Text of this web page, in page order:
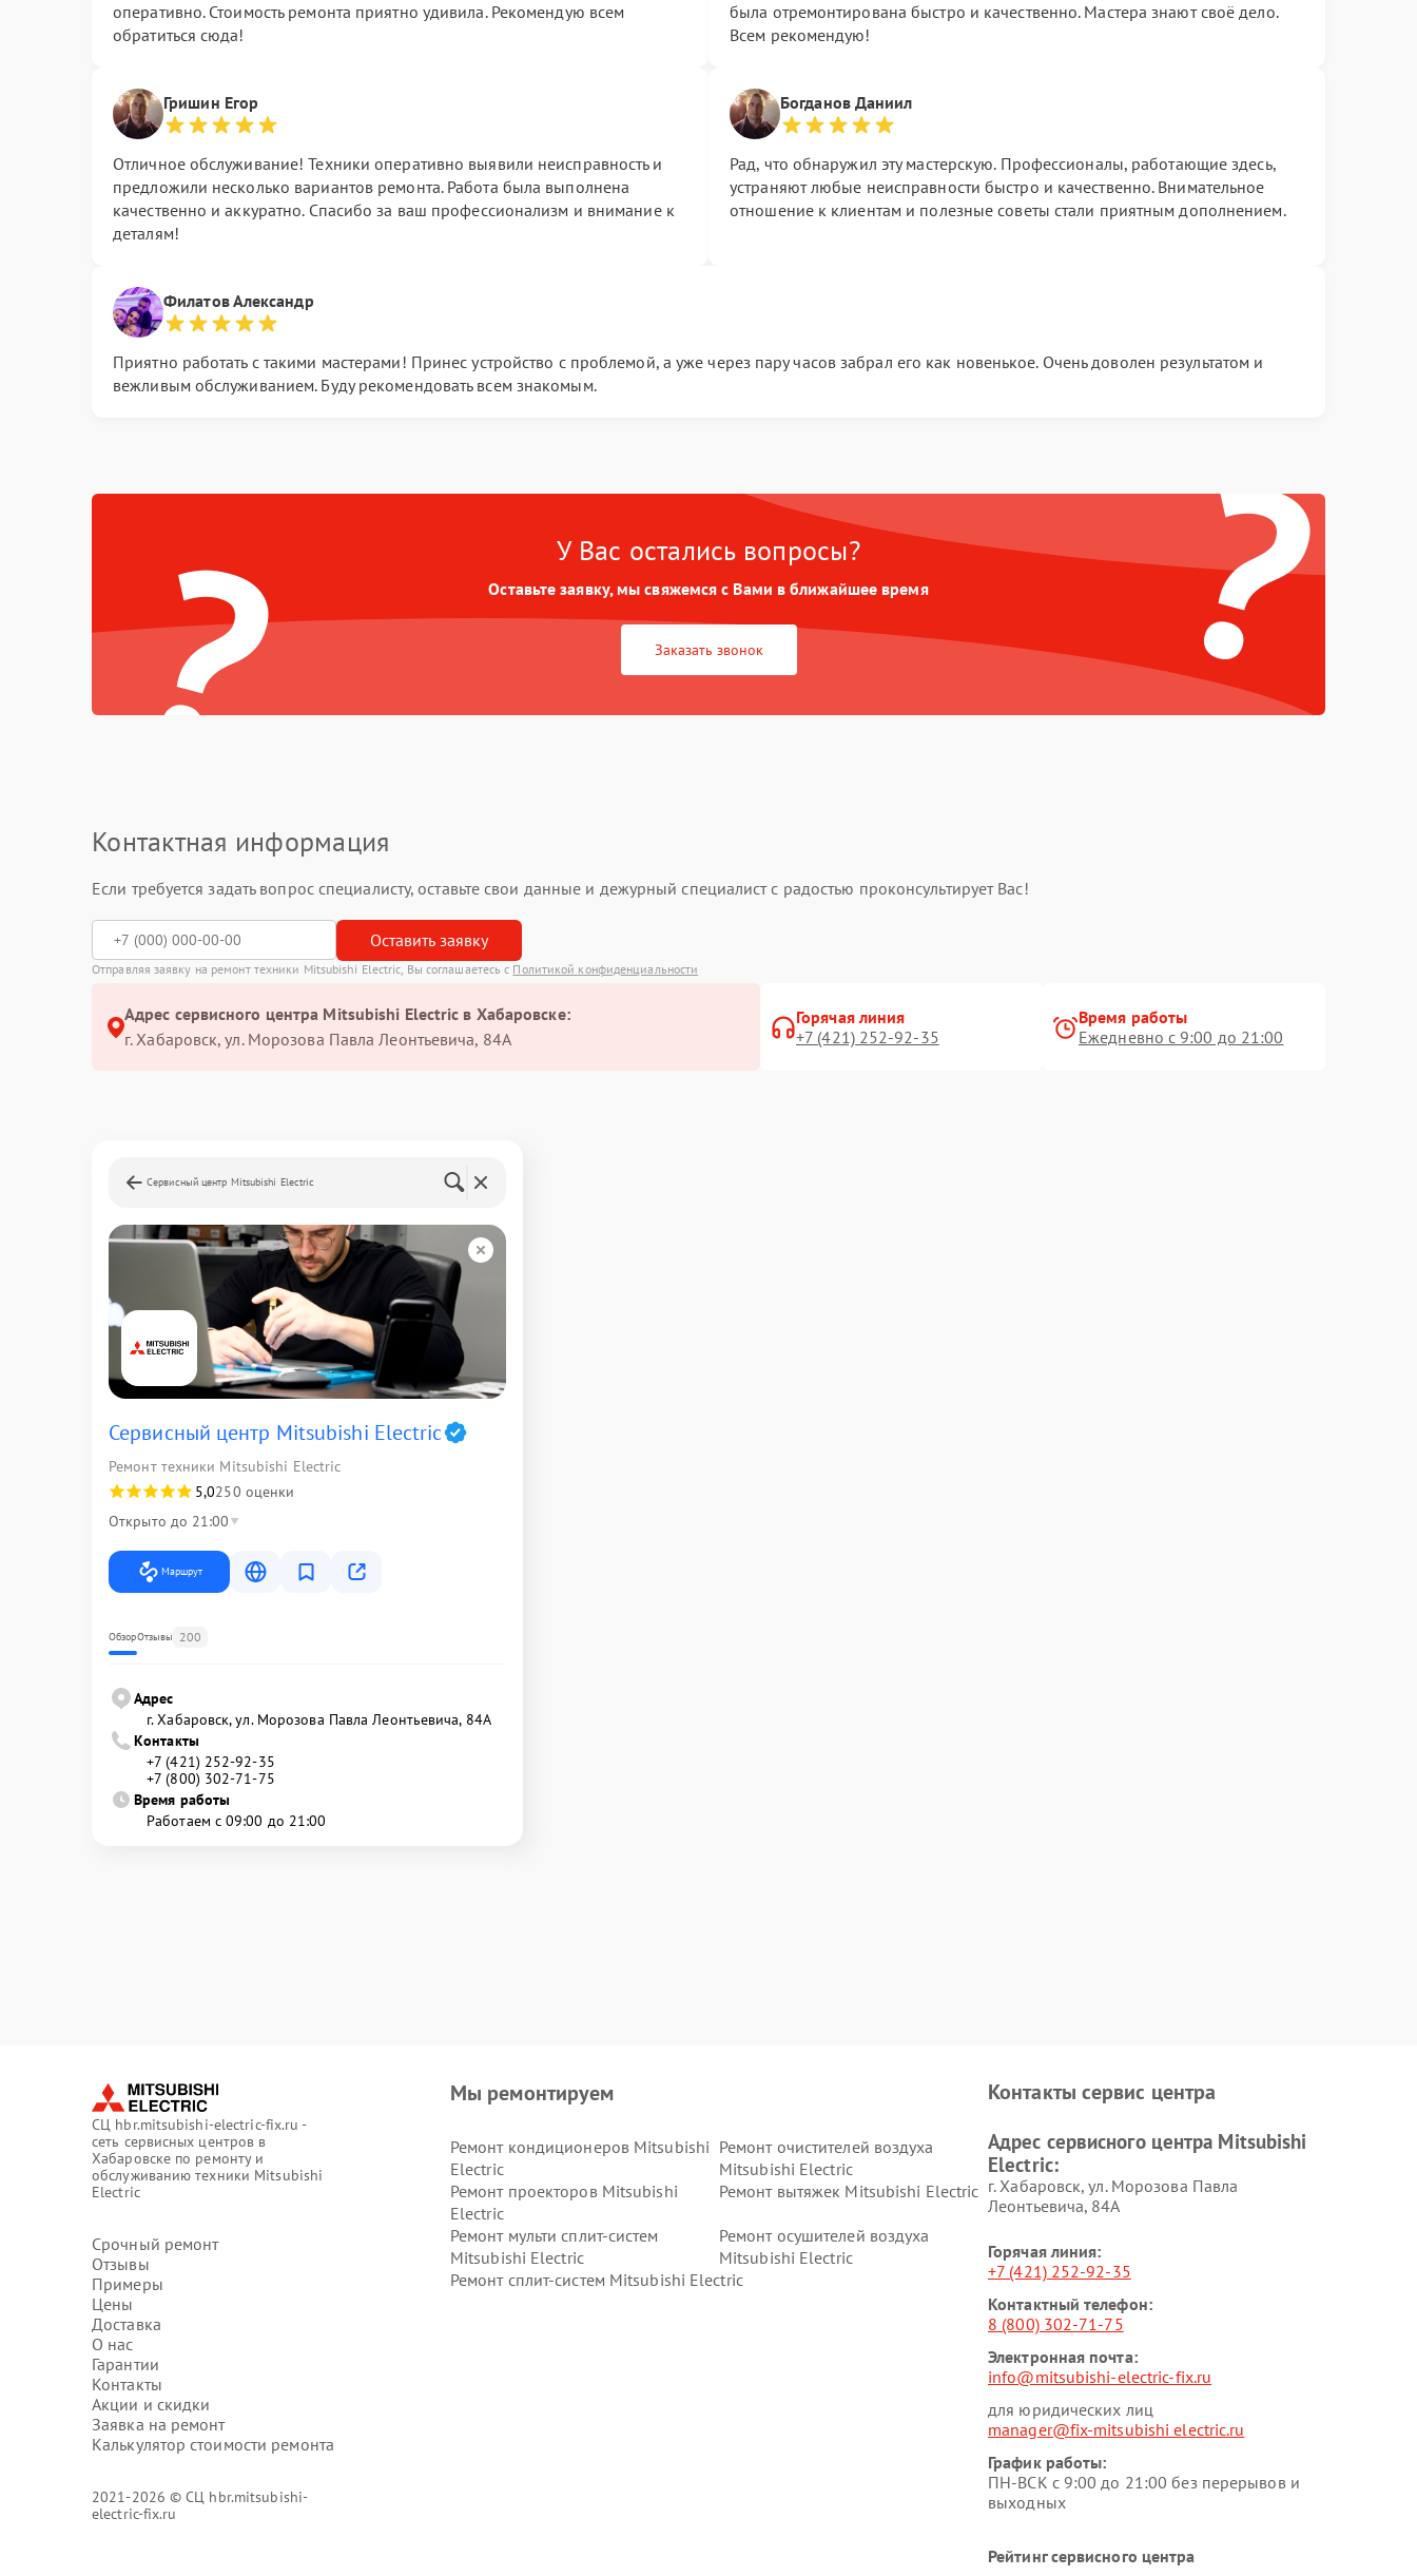
оперативно. Стоимость ремонта приятно удивила. Рекомендую всем
обратиться сюда!
была отремонтирована быстро и качественно. Мастера знают своё дело.
Всем рекомендую!
Гришин Егор
Отличное обслуживание! Техники оперативно выявили неисправность и
предложили несколько вариантов ремонта. Работа была выполнена
качественно и аккуратно. Спасибо за ваш профессионализм и внимание к
деталям!
Богданов Даниил
Рад, что обнаружил эту мастерскую. Профессионалы, работающие здесь,
устраняют любые неисправности быстро и качественно. Внимательное
отношение к клиентам и полезные советы стали приятным дополнением.
Филатов Александр
Приятно работать с такими мастерами! Принес устройство с проблемой, а уже через пару часов забрал его как новенькое. Очень доволен результатом и
вежливым обслуживанием. Буду рекомендовать всем знакомым.
? ?
У Вас остались вопросы?
Оставьте заявку, мы свяжемся с Вами в ближайшее время
Заказать звонок
Контактная информация
Если требуется задать вопрос специалисту, оставьте свои данные и дежурный специалист с радостью проконсультирует Вас!
Оставить заявку
Отправляя заявку на ремонт техники Mitsubishi Electric, Вы соглашаетесь с Политикой конфиденциальности
Адрес сервисного центра Mitsubishi Electric в Хабаровске:
г. Хабаровск, ул. Морозова Павла Леонтьевича, 84А
Горячая линия
+7 (421) 252-92-35
Время работы
Ежедневно с 9:00 до 21:00
Сервисный центр Mitsubishi Electric
Сервисный центр Mitsubishi Electric
Ремонт техники Mitsubishi Electric
5,0250 оценки
Открыто до 21:00
Маршрут
ОбзорОтзывы 200
Адрес
г. Хабаровск, ул. Морозова Павла Леонтьевича, 84А
Контакты
+7 (421) 252-92-35
+7 (800) 302-71-75
Время работы
Работаем с 09:00 до 21:00
СЦ hbr.mitsubishi-electric-fix.ru -
сеть сервисных центров в
Хабаровске по ремонту и
обслуживанию техники Mitsubishi
Electric
Срочный ремонт
Отзывы
Примеры
Цены
Доставка
О нас
Гарантии
Контакты
Акции и скидки
Заявка на ремонт
Калькулятор стоимости ремонта
2021-2026 © СЦ hbr.mitsubishi-
electric-fix.ru
Мы ремонтируем
Ремонт кондиционеров Mitsubishi
Electric
Ремонт очистителей воздуха
Mitsubishi Electric
Ремонт проекторов Mitsubishi
Electric
Ремонт вытяжек Mitsubishi Electric
Ремонт мульти сплит-систем
Mitsubishi Electric
Ремонт осушителей воздуха
Mitsubishi Electric
Ремонт сплит-систем Mitsubishi Electric
Контакты сервис центра
Адрес сервисного центра Mitsubishi
Electric:
г. Хабаровск, ул. Морозова Павла
Леонтьевича, 84А
Горячая линия:
+7 (421) 252-92-35
Контактный телефон:
8 (800) 302-71-75
Электронная почта:
info@mitsubishi-electric-fix.ru
для юридических лиц
manager@fix-mitsubishi electric.ru
График работы:
ПН-ВСК с 9:00 до 21:00 без перерывов и
выходных
Рейтинг сервисного центра